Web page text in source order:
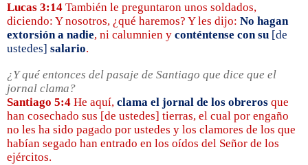
Lucas 3:14 También le preguntaron unos soldados,
diciendo: Y nosotros, ¿qué haremos? Y les dijo: No hagan
extorsión a nadie, ni calumnien y conténtense con su [de
ustedes] salario.
¿Y qué entonces del pasaje de Santiago que dice que el
jornal clama?
Santiago 5:4 He aquí, clama el jornal de los obreros que
han cosechado sus [de ustedes] tierras, el cual por engaño
no les ha sido pagado por ustedes y los clamores de los que
habían segado han entrado en los oídos del Señor de los
ejércitos.